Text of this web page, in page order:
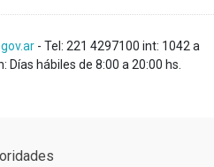
- Tel: 221 4297100 int: 1042 a
Días hábiles de 8:00 a 20:00 hs.